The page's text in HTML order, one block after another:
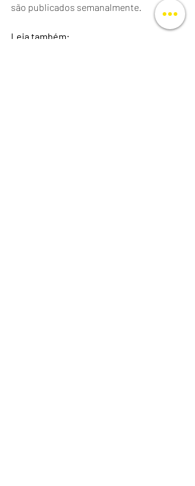
são publicados semanalmente.
Leia também: